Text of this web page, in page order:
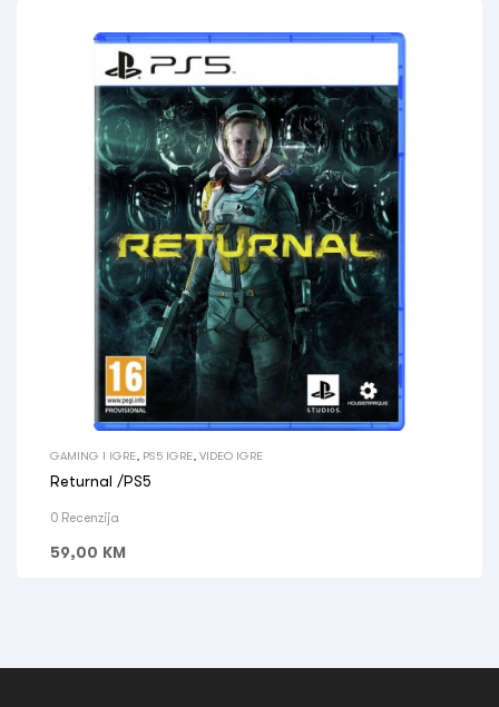
GAMING I IGRE PS5 IGRE VIDEO IGRE
Returnal /PS5
0 Recenzija
59,00 KM